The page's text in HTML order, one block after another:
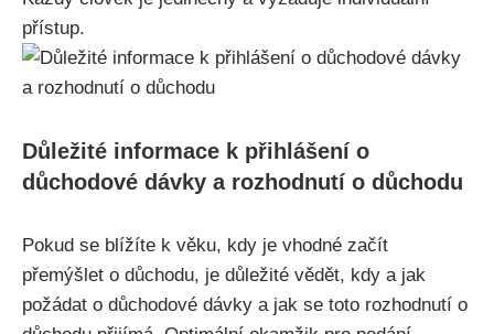
přístup.
Důležité informace k přihlášení o
důchodové dávky a rozhodnutí o důchodu
Pokud se blížíte k věku, kdy je vhodné začít
přemýšlet o důchodu, je důležité vědět, kdy a jak
požádat o důchodové dávky a jak se toto rozhodnutí o